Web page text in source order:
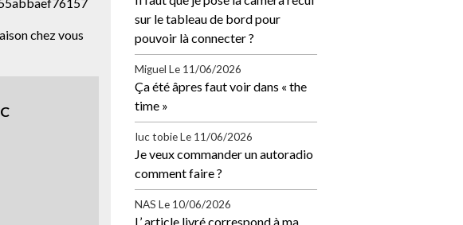
chez vous
sur le tableau de bord pour
pouvoir là connecter ?
Miguel Le 11/06/2026
Ça été âpres faut voir dans « the
time »
Iuc tobie Le 11/06/2026
Je veux commander un autoradio
comment faire ?
NAS Le 10/06/2026
L’ article livré correspond à ma